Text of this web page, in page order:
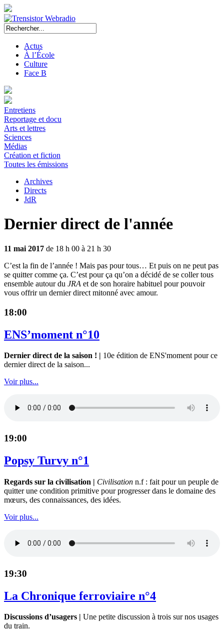
Actus
À l’École
Culture
Face B
Entretiens
Reportage et docu
Arts et lettres
Sciences
Médias
Création et fiction
Toutes les émissions
Archives
Directs
JdR
Dernier direct de l'année
11 mai 2017 de 18 h 00 à 21 h 30
C’est la fin de l’année ! Mais pas pour tous… Et puis on ne peut pas
se quitter comme ça. C’est pour ça qu’on a décidé de se coller tous
ensemble autour du JRA et de son horaire habituel pour pouvoir
vous offrir un dernier direct mitonné avec amour.
18:00
ENS’moment n°10
Dernier direct de la saison ! | 10e édition de ENS'moment pour ce
dernier direct de la saison...
Voir plus...
19:00
Popsy Turvy n°1
Regards sur la civilisation | Civilisation n.f : fait pour un peuple de
quitter une condition primitive pour progresser dans le domaine des
mœurs, des connaissances, des idées.
Voir plus...
19:30
La Chronique ferroviaire n°4
Discussions d’usagers |
Une petite discussion à trois sur nos usages
du train.